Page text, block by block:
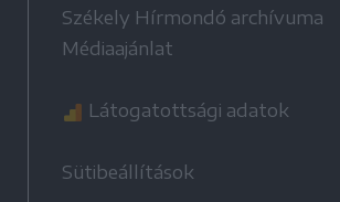
Székely Hírmondó archívuma
Médiaajánlat
Látogatottsági adatok
Sütibeállítások